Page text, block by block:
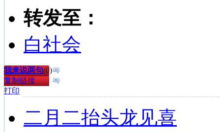
转发至：
白社会
我来说两句(0)
复制链接
打印
二月二抬头龙见喜